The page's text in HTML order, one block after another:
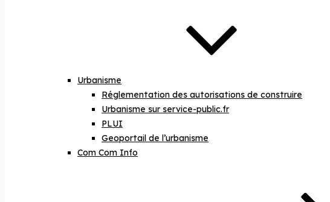
Urbanisme
Réglementation des autorisations de construire
Urbanisme sur service-public.fr
PLUI
Geoportail de l’urbanisme
Com Com Info